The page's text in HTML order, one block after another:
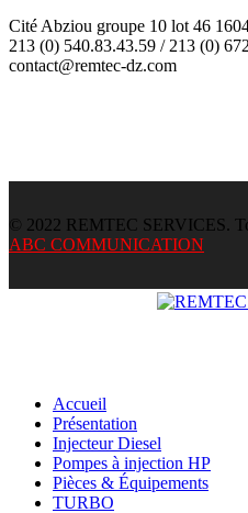
Cité Abziou groupe 10 lot 46
213 (0) 540.83.43.59 / 213 (0)
contact@remtec-dz.com
© 2022 REMTEC SERVICES.
ABC COMMUNICATION
Accueil
Présentation
Injecteur Diesel
Pompes à injection HP
Pièces & Équipements
TURBO